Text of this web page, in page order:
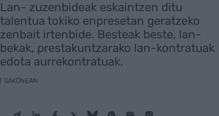
Lan- zuzenbideak eskaintzen ditu
talentua tokiko enpresetan geratzeko
zenbait irtenbide. Besteak beste, lan-
bekak, prestakuntzarako lan-kontratuak
edota aurrekontratuak.
SAKONEAN